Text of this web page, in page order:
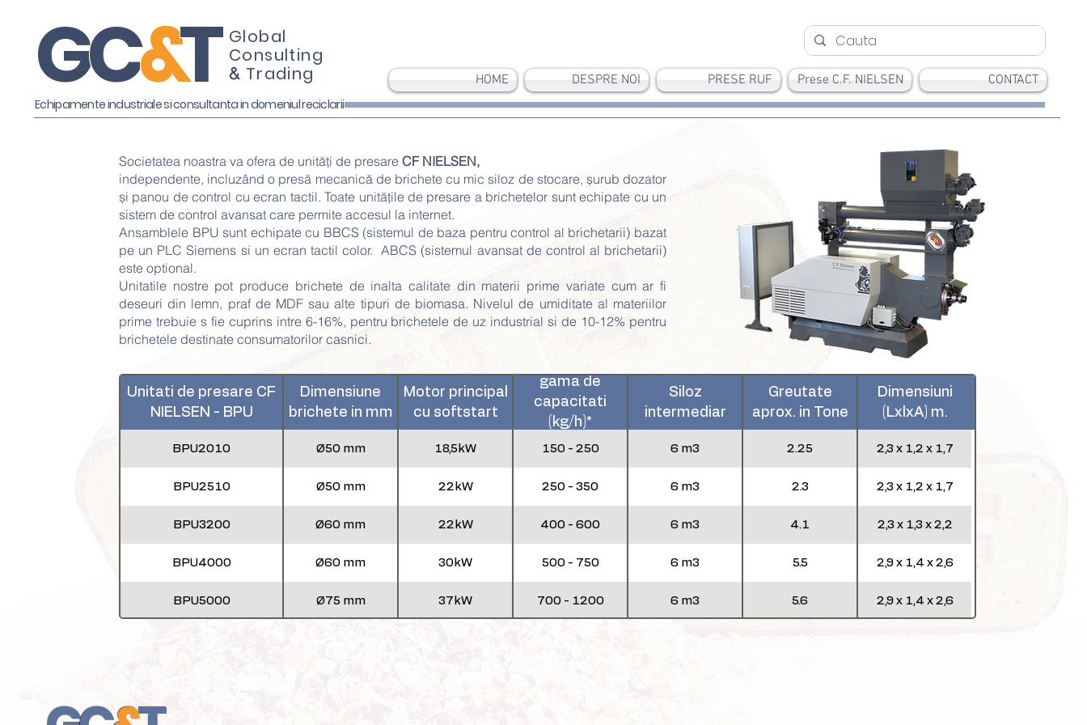
GC&T
Global
Consulting
& Trading HOME DESPRE NOI PRESE RUF Prese C.F. NIELSEN
CONTACT
Echipamente industriale si consultanta in domeniul reciclarii
Societatea noastra va ofera de unități de presare CF NIELSEN,
independente, incluzând o presă mecanică de brichete cu mic siloz de stocare, șurub dozator
și panou de control cu ecran tactil. Toate unitățile de presare a brichetelor sunt echipate cu un
sistem de control avansat care permite accesul la internet.
Ansamblele BPU sunt echipate cu BBCS (sistemul de baza pentru control al brichetarii) bazat
pe un PLC Siemens si un ecran tactil color. ABCS (sistemul avansat de control al brichetarii)
este optional.
Unitatile nostre pot produce brichete de inalta calitate din materii prime variate cum ar fi
deseuri din lemn, praf de MDF sau alte tipuri de biomasa. Nivelul de umiditate al materiilor
prime trebuie s fie cuprins intre 6-16%, pentru brichetele de uz industrial si de 10-12% pentru
brichetele destinate consumatorilor casnici.
Unitati de presare CF
NIELSEN - BPU
Dimensiune
brichete in mm
Motor principal
cu softstart
gama de
capacitati
(kg/h)*
Siloz
intermediar
Greutate
aprox. in Tone
Dimensiuni
(LxlxA) m.
BPU2010 Ø50 mm 18,5kW 150 - 250 6 m3 2.25 2,3 x 1,2 x 1,7
BPU2510 Ø50 mm 22kW 250 - 350 6 m3 2.3 2,3 x 1,2 x 1,7
BPU3200 Ø60 mm 22kW 400 - 600 6 m3 4.1 2,3 x 1,3 x 2,2
BPU4000 Ø60 mm 30kW 500 - 750 6 m3 5.5 2,9 x 1,4 x 2,6
BPU5000 Ø75 mm 37kW 700 - 1200 6 m3 5.6 2,9 x 1,4 x 2,6